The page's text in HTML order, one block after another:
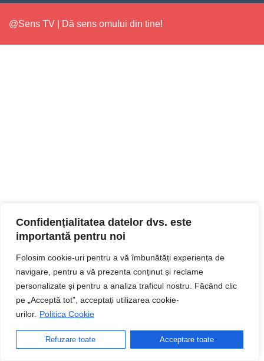
Confidențialitatea datelor dvs. este
importantă pentru noi
Folosim cookie-uri pentru a vă îmbunătăți experiența de
navigare, pentru a vă prezenta conținut și reclame
personalizate și pentru a analiza traficul nostru. Făcând clic
pe „Acceptă tot”, acceptați utilizarea cookie-
urilor. Politica Cookie
Refuzare toate Acceptare toate
@Sens TV | Dă sens omului din tine!